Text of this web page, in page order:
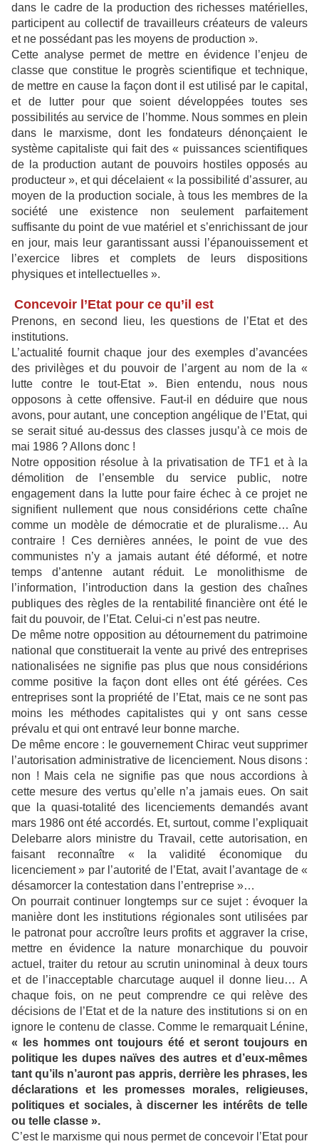
dans le cadre de la production des richesses matérielles,
participent au collectif de travailleurs créateurs de valeurs
et ne possédant pas les moyens de production ».
Cette analyse permet de mettre en évidence l’enjeu de
classe que constitue le progrès scientifique et technique,
de mettre en cause la façon dont il est utilisé par le capital,
et de lutter pour que soient développées toutes ses
possibilités au service de l’homme. Nous sommes en plein
dans le marxisme, dont les fondateurs dénonçaient le
système capitaliste qui fait des « puissances scientifiques
de la production autant de pouvoirs hostiles opposés au
producteur », et qui décelaient « la possibilité d’assurer, au
moyen de la production sociale, à tous les membres de la
société une existence non seulement parfaitement
suffisante du point de vue matériel et s’enrichissant de jour
en jour, mais leur garantissant aussi l’épanouissement et
l’exercice libres et complets de leurs dispositions
physiques et intellectuelles ».
Concevoir l’Etat pour ce qu’il est
Prenons, en second lieu, les questions de l’Etat et des
institutions.
L’actualité fournit chaque jour des exemples d’avancées
des privilèges et du pouvoir de l’argent au nom de la «
lutte contre le tout-Etat ». Bien entendu, nous nous
opposons à cette offensive. Faut-il en déduire que nous
avons, pour autant, une conception angélique de l’Etat, qui
se serait situé au-dessus des classes jusqu’à ce mois de
mai 1986 ? Allons donc !
Notre opposition résolue à la privatisation de TF1 et à la
démolition de l’ensemble du service public, notre
engagement dans la lutte pour faire échec à ce projet ne
signifient nullement que nous considérions cette chaîne
comme un modèle de démocratie et de pluralisme… Au
contraire ! Ces dernières années, le point de vue des
communistes n’y a jamais autant été déformé, et notre
temps d’antenne autant réduit. Le monolithisme de
l’information, l’introduction dans la gestion des chaînes
publiques des règles de la rentabilité financière ont été le
fait du pouvoir, de l’Etat. Celui-ci n’est pas neutre.
De même notre opposition au détournement du patrimoine
national que constituerait la vente au privé des entreprises
nationalisées ne signifie pas plus que nous considérions
comme positive la façon dont elles ont été gérées. Ces
entreprises sont la propriété de l’Etat, mais ce ne sont pas
moins les méthodes capitalistes qui y ont sans cesse
prévalu et qui ont entravé leur bonne marche.
De même encore : le gouvernement Chirac veut supprimer
l’autorisation administrative de licenciement. Nous disons :
non ! Mais cela ne signifie pas que nous accordions à
cette mesure des vertus qu’elle n’a jamais eues. On sait
que la quasi-totalité des licenciements demandés avant
mars 1986 ont été accordés. Et, surtout, comme l’expliquait
Delebarre alors ministre du Travail, cette autorisation, en
faisant reconnaître « la validité économique du
licenciement » par l’autorité de l’Etat, avait l’avantage de «
désamorcer la contestation dans l’entreprise »…
On pourrait continuer longtemps sur ce sujet : évoquer la
manière dont les institutions régionales sont utilisées par
le patronat pour accroître leurs profits et aggraver la crise,
mettre en évidence la nature monarchique du pouvoir
actuel, traiter du retour au scrutin uninominal à deux tours
et de l’inacceptable charcutage auquel il donne lieu… A
chaque fois, on ne peut comprendre ce qui relève des
décisions de l’Etat et de la nature des institutions si on en
ignore le contenu de classe. Comme le remarquait Lénine,
« les hommes ont toujours été et seront toujours en
politique les dupes naïves des autres et d’eux-mêmes
tant qu’ils n’auront pas appris, derrière les phrases, les
déclarations et les promesses morales, religieuses,
politiques et sociales, à discerner les intérêts de telle
ou telle classe ».
C’est le marxisme qui nous permet de concevoir l’Etat pour